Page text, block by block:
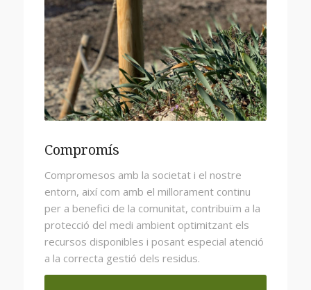
Compromís
Compromesos amb la societat i el nostre
entorn, així com amb el millorament continu
per a benefici de la comunitat, contribuïm a la
protecció del medi ambient optimitzant els
recursos disponibles i posant especial atenció
a la correcta gestió dels residus.